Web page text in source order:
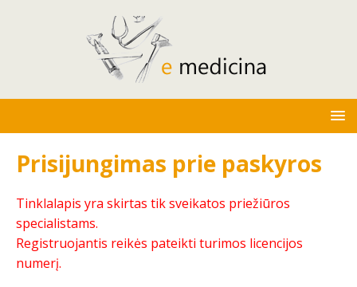
Prisijungimas prie paskyros
Tinklalapis yra skirtas tik sveikatos priežiūros
specialistams.
Registruojantis reikės pateikti turimos licencijos
numerį.